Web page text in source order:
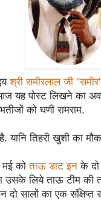
श्री समीरलाल जी
यह पोस्ट लिखने का
को घणी रामराम.
तिहरी खुशी का
को ताऊ डाट इन के दो
उसके लिये ताऊ टीम
सालों का एक संक्षिप्त